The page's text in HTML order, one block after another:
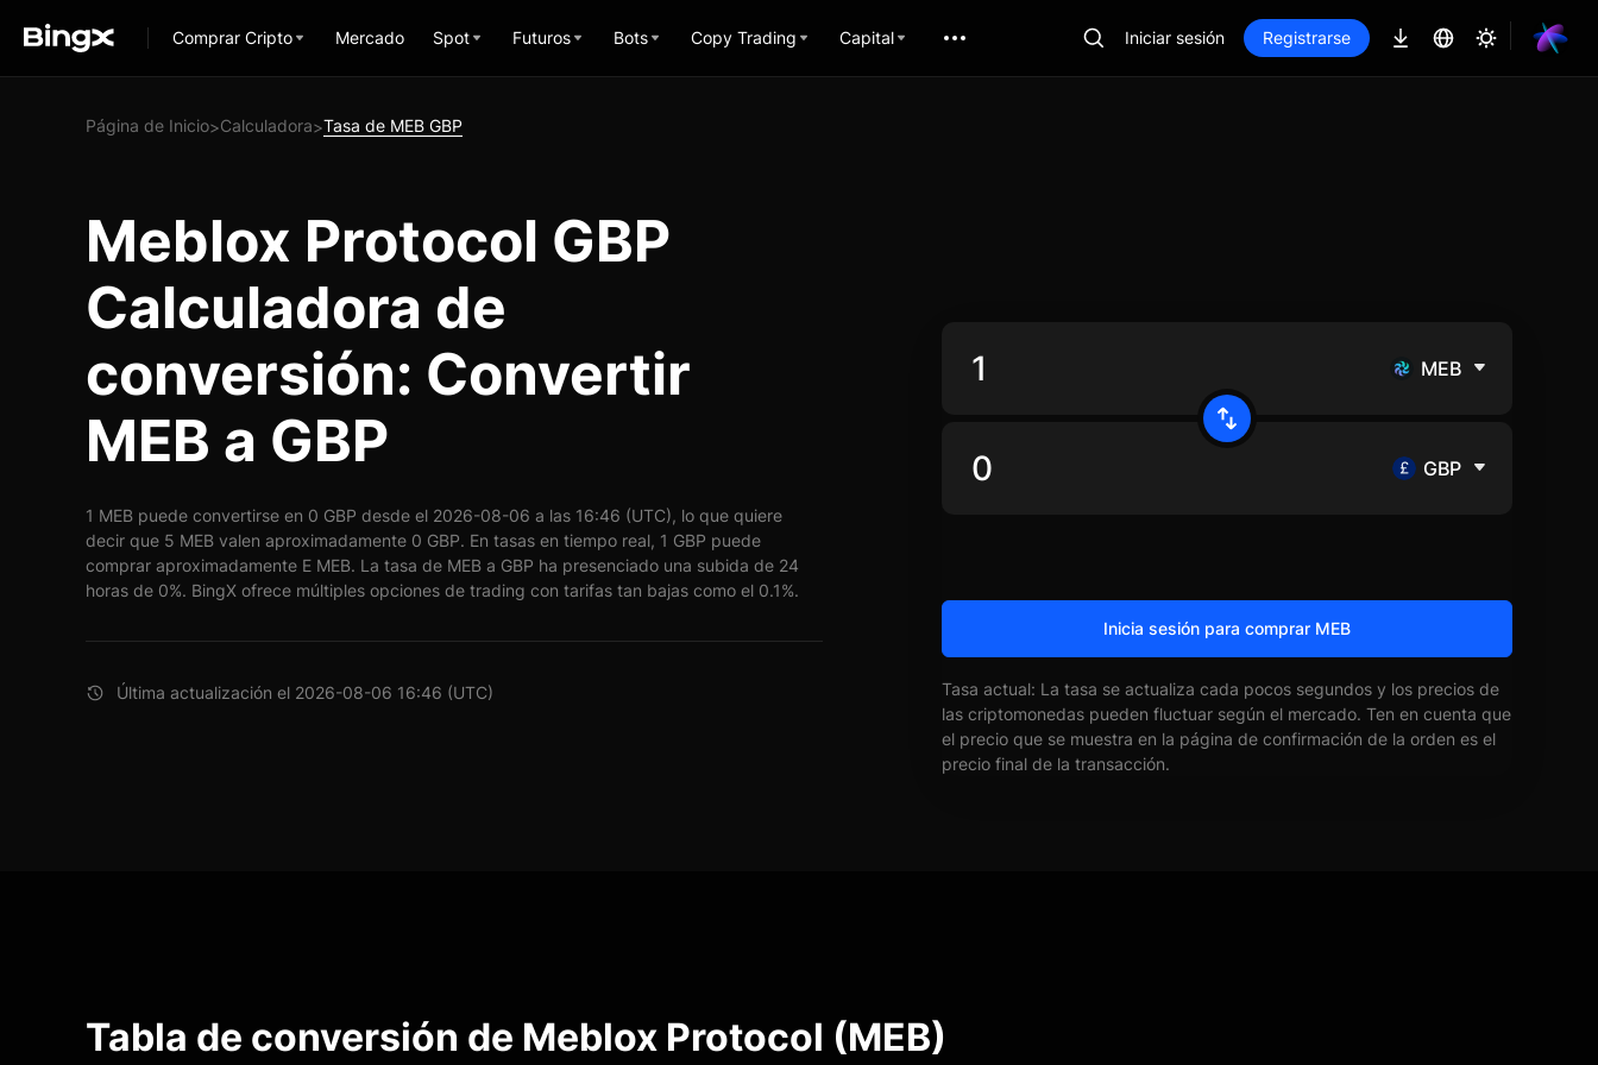
Comprar Cripto Mercado Spot Futuros Bots Copy Trading Capital Iniciar sesión Registrarse
Página de Inicio>Calculadora>Tasa de MEB GBP
Meblox Protocol GBP
Calculadora de
conversión: Convertir
MEB a GBP
1 MEB puede convertirse en 0 GBP desde el 2026-08-06 a las 16:46 (UTC), lo que quiere
decir que 5 MEB valen aproximadamente 0 GBP. En tasas en tiempo real, 1 GBP puede
comprar aproximadamente E MEB. La tasa de MEB a GBP ha presenciado una subida de 24
horas de 0%. BingX ofrece múltiples opciones de trading con tarifas tan bajas como el 0.1%.
Última actualización el 2026-08-06 16:46 (UTC)
MEB
GBP
Inicia sesión para comprar MEB
Tasa actual: La tasa se actualiza cada pocos segundos y los precios de
las criptomonedas pueden fluctuar según el mercado. Ten en cuenta que
el precio que se muestra en la página de confirmación de la orden es el
precio final de la transacción.
Tabla de conversión de Meblox Protocol (MEB)